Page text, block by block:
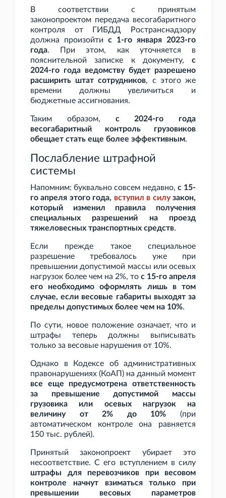
В соответствии с принятым
законопроектом передача весогабаритного
контроля от ГИБДД Ространснадзору
должна произойти с 1-го января 2023-го
года. При этом, как уточняется в
пояснительной записке к документу, с
2024-го года ведомству будет разрешено
расширить штат сотрудников, с этого же
времени должны увеличиться и
бюджетные ассигнования.
Таким образом, с 2024-го года
весогабаритный контроль грузовиков
обещает стать еще более эффективным.
Послабление штрафной
системы
Напомним: буквально совсем недавно, с 15-
го апреля этого года, вступил в силузакон,
который изменил правила получения
специальных разрешений на проезд
тяжеловесных транспортных средств.
Если прежде такое специальное
разрешение требовалось уже при
превышении допустимой массы или осевых
нагрузок более чем на 2%, то с 15-го апреля
его необходимо оформлять лишь в том
случае, если весовые габариты выходят за
пределы допустимых более чем на 10%.
По сути, новое положение означает, что и
штрафы теперь должны выписывать
только за весовые нарушения от 10%.
Однако в Кодексе об административных
правонарушениях (КоАП) на данный момент
все еще предусмотрена ответственность
за превышение допустимой массы
грузовика или осевых нагрузок на
величину от 2% до 10% (при
автоматическом контроле она равняется
150 тыс. рублей).
Принятый законопроект убирает это
несоответствие. С его вступлением в силу
штрафы для перевозчиков при весовом
контроле начнут взиматься только при
превышении весовых параметров